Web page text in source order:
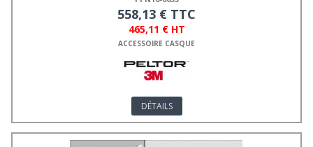
558,13 € TTC
465,11 € HT
ACCESSOIRE CASQUE
DÉTAILS